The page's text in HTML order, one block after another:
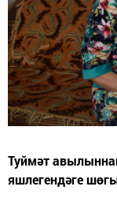
Туймәт
яшлегендәге